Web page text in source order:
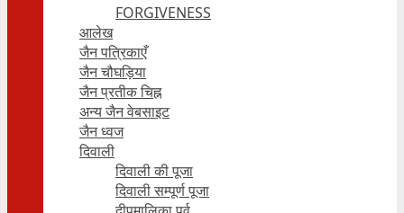
FORGIVENESS
आलेख
जैन पत्रिकाएँ
जैन चौघड़िया
जैन प्रतीक चिह्न
अन्य जैन वेबसाइट
जैन ध्वज
दिवाली
दिवाली की पूजा
दिवाली सम्पूर्ण पूजा